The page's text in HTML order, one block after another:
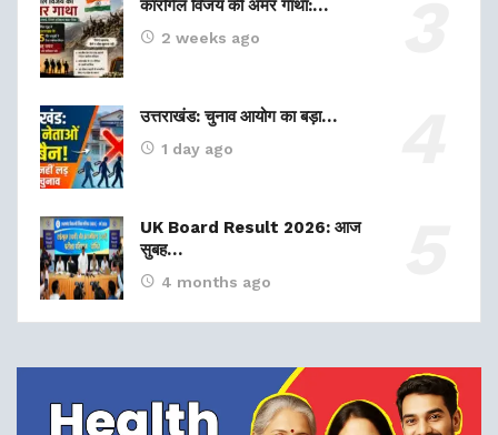
कारगिल विजय की अमर गाथा:…
2 weeks ago
उत्तराखंड: चुनाव आयोग का बड़ा…
1 day ago
UK Board Result 2026: आज
सुबह…
4 months ago